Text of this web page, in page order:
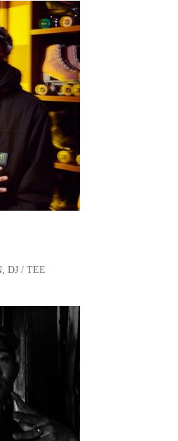
DJ / TEE